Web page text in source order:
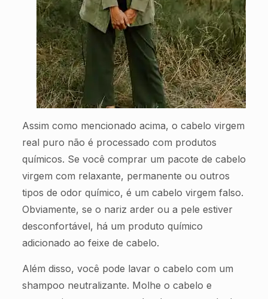
Assim como mencionado acima, o cabelo virgem
real puro não é processado com produtos
químicos. Se você comprar um pacote de cabelo
virgem com relaxante, permanente ou outros
tipos de odor químico, é um cabelo virgem falso.
Obviamente, se o nariz arder ou a pele estiver
desconfortável, há um produto químico
adicionado ao feixe de cabelo.
Além disso, você pode lavar o cabelo com um
shampoo neutralizante. Molhe o cabelo e